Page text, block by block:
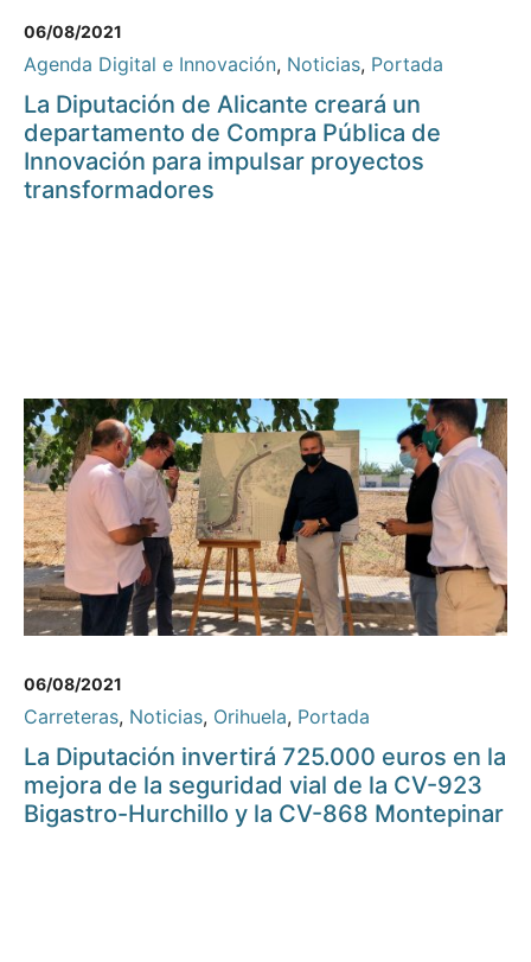
06/08/2021
Agenda Digital e Innovación, Noticias, Portada
La Diputación de Alicante creará un
departamento de Compra Pública de
Innovación para impulsar proyectos
transformadores
06/08/2021
Carreteras, Noticias, Orihuela, Portada
La Diputación invertirá 725.000 euros en la
mejora de la seguridad vial de la CV-923
Bigastro-Hurchillo y la CV-868 Montepinar